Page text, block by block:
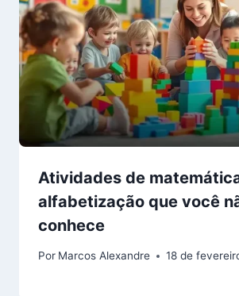
Atividades de
alfabetização que você
conhece
Por Marcos Alexandre 18 de